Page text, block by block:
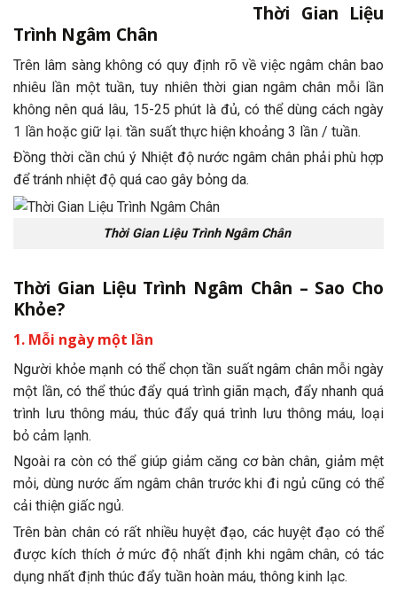
Thời Gian Liệu
Trình Ngâm Chân
Trên lâm sàng không có quy định rõ về việc ngâm chân bao
nhiêu lần một tuần, tuy nhiên thời gian ngâm chân mỗi lần
không nên quá lâu, 15-25 phút là đủ, có thể dùng cách ngày
1 lần hoặc giữ lại. tần suất thực hiện khoảng 3 lần / tuần.
Đồng thời cần chú ý Nhiệt độ nước ngâm chân phải phù hợp
để tránh nhiệt độ quá cao gây bỏng da.
Thời Gian Liệu Trình Ngâm Chân
Thời Gian Liệu Trình Ngâm Chân – Sao Cho
Khỏe?
1. Mỗi ngày một lần
Người khỏe mạnh có thể chọn tần suất ngâm chân mỗi ngày
một lần, có thể thúc đẩy quá trình giãn mạch, đẩy nhanh quá
trình lưu thông máu, thúc đẩy quá trình lưu thông máu, loại
bỏ cảm lạnh.
Ngoài ra còn có thể giúp giảm căng cơ bàn chân, giảm mệt
mỏi, dùng nước ấm ngâm chân trước khi đi ngủ cũng có thể
cải thiện giấc ngủ.
Trên bàn chân có rất nhiều huyệt đạo, các huyệt đạo có thể
được kích thích ở mức độ nhất định khi ngâm chân, có tác
dụng nhất định thúc đẩy tuần hoàn máu, thông kinh lạc.